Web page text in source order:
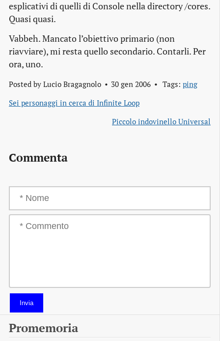
esplicativi di quelli di Console nella directory /cores.
Quasi quasi.
Vabbeh. Mancato l’obiettivo primario (non
riavviare), mi resta quello secondario. Contarli. Per
ora, uno.
Posted by Lucio Bragagnolo 30 gen 2006 Tags: ping
Sei personaggi in cerca di Infinite Loop
Piccolo indovinello Universal
Commenta
Invia
Promemoria